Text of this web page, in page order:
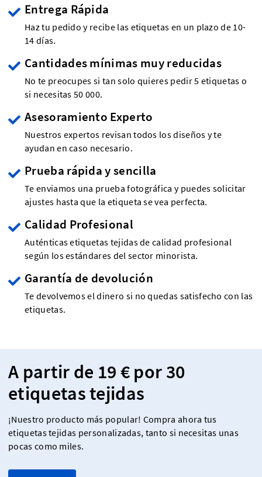
Entrega Rápida
Haz tu pedido y recibe las etiquetas en un plazo de 10-
14 días.
Cantidades mínimas muy reducidas
No te preocupes si tan solo quieres pedir 5 etiquetas o
si necesitas 50 000.
Asesoramiento Experto
Nuestros expertos revisan todos los diseños y te
ayudan en caso necesario.
Prueba rápida y sencilla
Te enviamos una prueba fotográfica y puedes solicitar
ajustes hasta que la etiqueta se vea perfecta.
Calidad Profesional
Auténticas etiquetas tejidas de calidad profesional
según los estándares del sector minorista.
Garantía de devolución
Te devolvemos el dinero si no quedas satisfecho con las
etiquetas.
A partir de 19 € por 30
etiquetas tejidas
¡Nuestro producto más popular! Compra ahora tus
etiquetas tejidas personalizadas, tanto si necesitas unas
pocas como miles.